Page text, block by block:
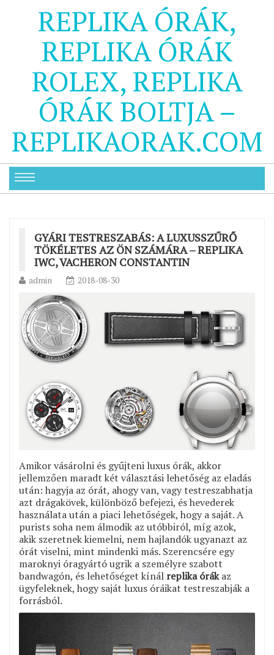
REPLIKA ÓRÁK,
REPLIKA ÓRÁK
ROLEX, REPLIKA
ÓRÁK BOLTJA –
REPLIKAORAK.COM
GYÁRI TESTRESZABÁS: A LUXUSSZŰRŐ
TÖKÉLETES AZ ÖN SZÁMÁRA – REPLIKA
IWC, VACHERON CONSTANTIN
admin 2018-08-30
Amikor vásárolni és gyűjteni luxus órák, akkor
jellemzően maradt két választási lehetőség az eladás
után: hagyja az órát, ahogy van, vagy testreszabhatja
azt drágakövek, különböző befejezi, és hevederek
használata után a piaci lehetőségek, hogy a saját. A
purists soha nem álmodik az utóbbiról, míg azok,
akik szeretnek kiemelni, nem hajlandók ugyanazt az
órát viselni, mint mindenki más. Szerencsére egy
maroknyi óragyártó ugrik a személyre szabott
bandwagón, és lehetőséget kínál replika órákaz
ügyfeleknek, hogy saját luxus óráikat testreszabják a
forrásból.